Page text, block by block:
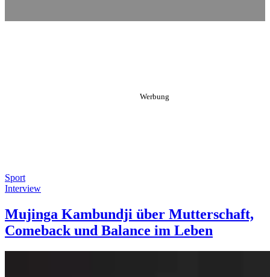
Sport
Interview
Mujinga Kambundji über Mutterschaft,
Comeback und Balance im Leben